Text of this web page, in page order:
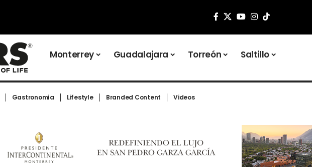
Monterrey Guadalajara Torreón Saltillo
Gastronomía Lifestyle Branded Content Videos